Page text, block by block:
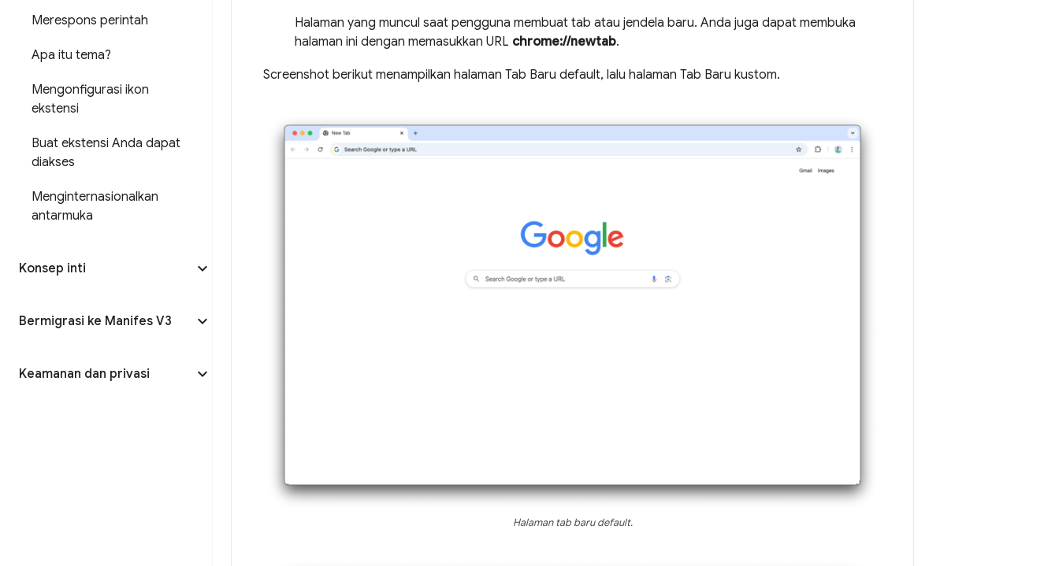
Merespons perintah
Apa itu tema?
Mengonfigurasi ikon
ekstensi
Buat ekstensi Anda dapat
diakses
Menginternasionalkan
antarmuka
Konsep inti
Bermigrasi ke Manifes V3
Keamanan dan privasi
Halaman yang muncul saat pengguna membuat tab atau jendela baru. Anda juga dapat membuka
halaman ini dengan memasukkan URL chrome://newtab.
Screenshot berikut menampilkan halaman Tab Baru default, lalu halaman Tab Baru kustom.
Halaman tab baru default.